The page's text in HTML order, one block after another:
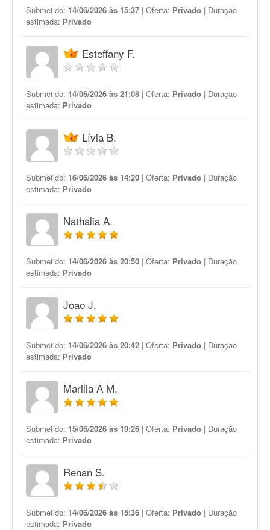
Submetido: 14/06/2026 às 15:37 | Oferta: Privado | Duração
estimada: Privado
Esteffany F.
Submetido: 14/06/2026 às 21:08 | Oferta: Privado | Duração
estimada: Privado
Lívia B.
Submetido: 16/06/2026 às 14:20 | Oferta: Privado | Duração
estimada: Privado
Nathalia A.
Submetido: 14/06/2026 às 20:50 | Oferta: Privado | Duração
estimada: Privado
Joao J.
Submetido: 14/06/2026 às 20:42 | Oferta: Privado | Duração
estimada: Privado
Marilia A M.
Submetido: 15/06/2026 às 19:26 | Oferta: Privado | Duração
estimada: Privado
Renan S.
Submetido: 14/06/2026 às 15:36 | Oferta: Privado | Duração
estimada: Privado